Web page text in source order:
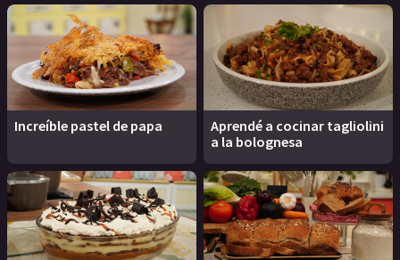
Increíble pastel de papa
Aprendé a cocinar tagliolini
a la bolognesa